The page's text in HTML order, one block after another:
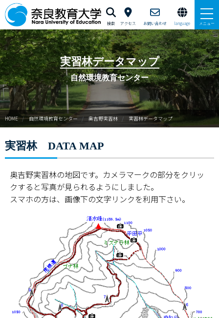
検索 アクセス お問い合わせ language メニュー
本学で学びたい方へ
在学生の方へ
卒業生・修了生の方、現職教員の方へ
自治体・企業の方へ
一般・地域の方へ
教職員の方へ
大学紹介
学部・大学院
進路・就職
教育・学生生活
国際交流・留学
実習林データマップ
自然環境教育センター
HOME 自然環境教育センター 奥吉野実習林 実習林データマップ
実習林 DATA MAP
奥吉野実習林の地図です。カメラマークの部分をクリッ
クすると写真が見られるようにしました。
スマホの方は、画像下の文字リンクを利用下さい。